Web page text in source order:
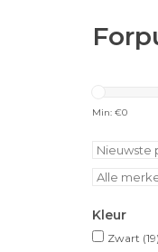
Min: €0
Kleur
Zwart (19)